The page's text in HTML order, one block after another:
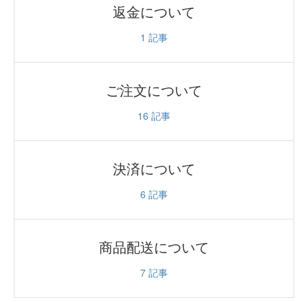
返金について
1 記事
ご注文について
16 記事
決済について
6 記事
商品配送について
7 記事